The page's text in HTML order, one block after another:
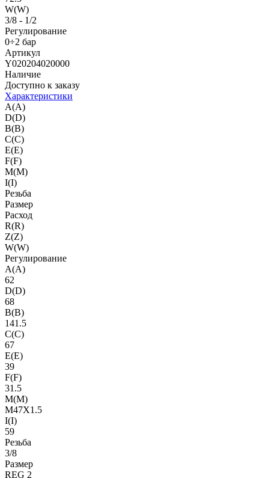
W(W)
3/8 - 1/2
Регулирование
0÷2 бар
Артикул
Y020204020000
Наличие
Доступно к заказу
Характеристики
A(A)
D(D)
B(B)
C(C)
E(E)
F(F)
M(M)
I(I)
Резьба
Размер
Расход
R(R)
Z(Z)
W(W)
Регулирование
A(A)
62
D(D)
68
B(B)
141.5
C(C)
67
E(E)
39
F(F)
31.5
M(M)
M47X1.5
I(I)
59
Резьба
3/8
Размер
REG 2